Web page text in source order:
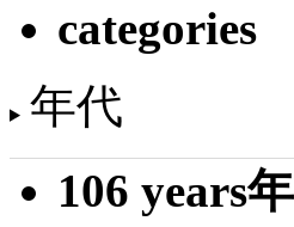
categories
年代
106 years